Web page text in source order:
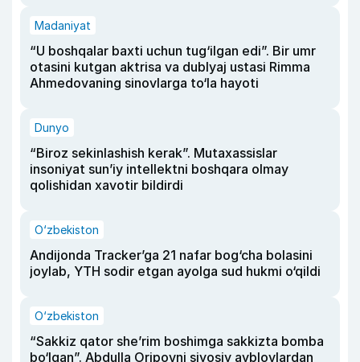
Madaniyat
“U boshqalar baxti uchun tug‘ilgan edi”. Bir umr
otasini kutgan aktrisa va dublyaj ustasi Rimma
Ahmedovaning sinovlarga to‘la hayoti
Dunyo
“Biroz sekinlashish kerak”. Mutaxassislar
insoniyat sun’iy intellektni boshqara olmay
qolishidan xavotir bildirdi
O‘zbekiston
Andijonda Tracker’ga 21 nafar bog‘cha bolasini
joylab, YTH sodir etgan ayolga sud hukmi o‘qildi
O‘zbekiston
“Sakkiz qator she’rim boshimga sakkizta bomba
bo‘lgan”. Abdulla Oripovni siyosiy ayblovlardan